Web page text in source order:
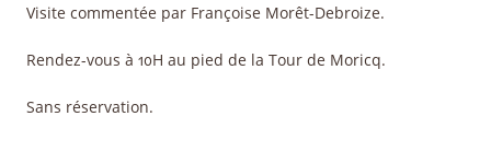
Visite commentée par Françoise Morêt-Debroize.
Rendez-vous à 10H au pied de la Tour de Moricq.
Sans réservation.